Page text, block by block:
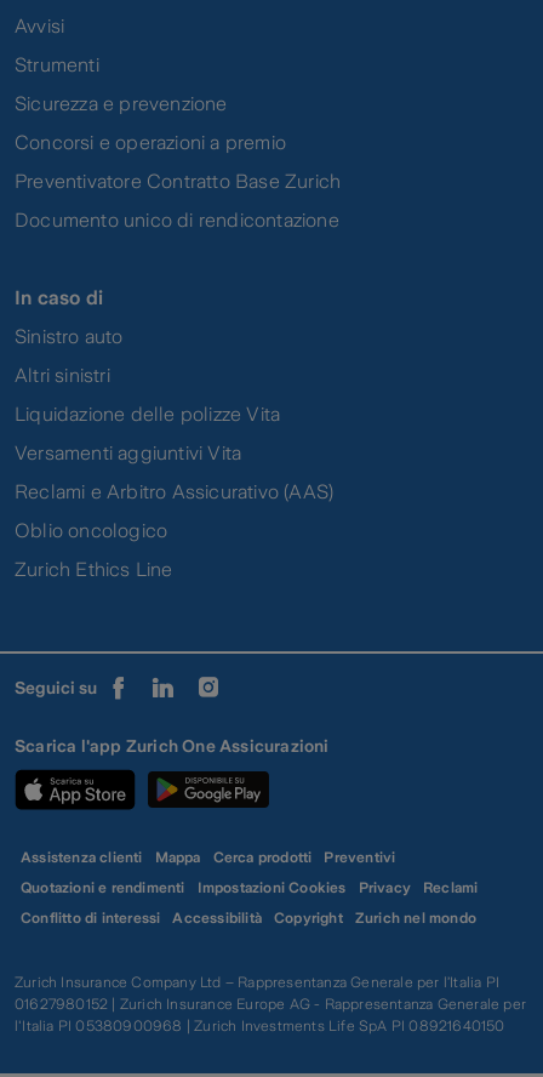
Avvisi
Strumenti
Sicurezza e prevenzione
Concorsi e operazioni a premio
Preventivatore Contratto Base Zurich
Documento unico di rendicontazione
In caso di
Sinistro auto
Altri sinistri
Liquidazione delle polizze Vita
Versamenti aggiuntivi Vita
Reclami e Arbitro Assicurativo (AAS)
Oblio oncologico
Zurich Ethics Line
Seguici su
Scarica l'app Zurich One Assicurazioni
Assistenza clienti Mappa Cerca prodotti
Preventivi
Quotazioni e rendimenti
Impostazioni Cookies Privacy
Reclami
Conflitto di interessi
Accessibilità Copyright Zurich nel mondo
Zurich Insurance Company Ltd – Rappresentanza Generale per l’Italia PI
01627980152 | Zurich Insurance Europe AG - Rappresentanza Generale per
l'Italia PI 05380900968 | Zurich Investments Life SpA PI 08921640150